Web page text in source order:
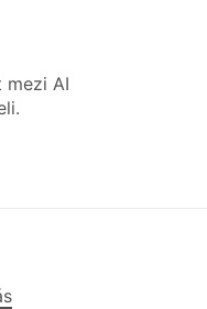
mezi AI